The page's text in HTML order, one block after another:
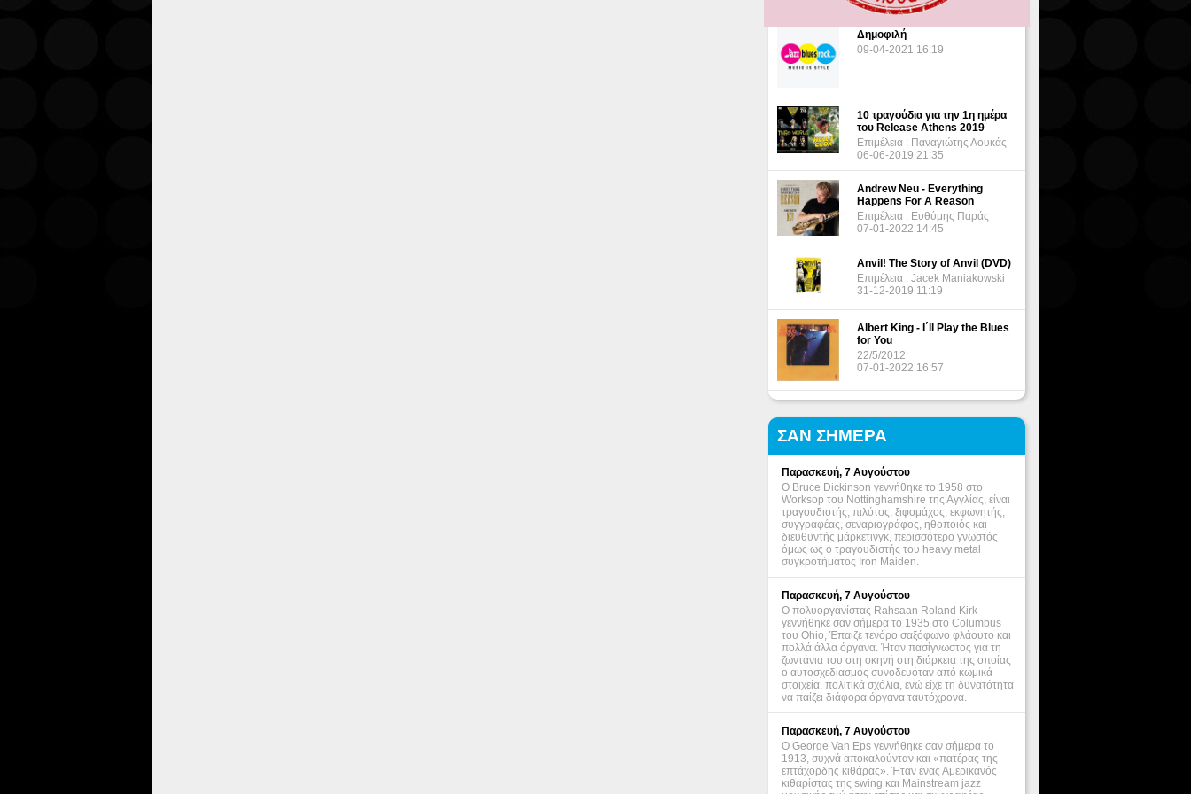
Δημοφιλή
09-04-2021 16:19
10 τραγούδια για την 1η ημέρα
του Release Athens 2019
Επιμέλεια : Παναγιώτης Λουκάς
06-06-2019 21:35
Andrew Neu - Everything
Happens For A Reason
Επιμέλεια : Ευθύμης Παράς
07-01-2022 14:45
Anvil! The Story of Anvil (DVD)
Επιμέλεια : Jacek Maniakowski
31-12-2019 11:19
Albert King - I΄ll Play the Blues
for You
22/5/2012
07-01-2022 16:57
ΣΑΝ ΣΗΜΕΡΑ
Παρασκευή, 7 Αυγούστου
Ο Bruce Dickinson γεννήθηκε το 1958 στο
Worksop του Nottinghamshire της Αγγλίας, είναι
τραγουδιστής, πιλότος, ξιφομάχος, εκφωνητής,
συγγραφέας, σεναριογράφος, ηθοποιός και
διευθυντής μάρκετινγκ, περισσότερο γνωστός
όμως ως ο τραγουδιστής του heavy metal
συγκροτήματος Iron Maiden.
Παρασκευή, 7 Αυγούστου
Ο πολυοργανίστας Rahsaan Roland Kirk
γεννήθηκε σαν σήμερα το 1935 στο Columbus
του Ohio, Έπαιζε τενόρο σαξόφωνο φλάουτο και
πολλά άλλα όργανα. Ήταν πασίγνωστος για τη
ζωντάνια του στη σκηνή στη διάρκεια της οποίας
ο αυτοσχεδιασμός συνοδευόταν από κωμικά
στοιχεία, πολιτικά σχόλια, ενώ είχε τη δυνατότητα
να παίζει διάφορα όργανα ταυτόχρονα.
Παρασκευή, 7 Αυγούστου
Ο George Van Eps γεννήθηκε σαν σήμερα το
1913, συχνά αποκαλούνταν και «πατέρας της
επτάχορδης κιθάρας». Ήταν ένας Αμερικανός
κιθαρίστας της swing και Mainstream jazz